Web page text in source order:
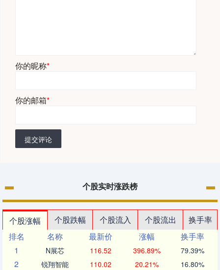
你的昵称*
你的邮箱*
提交评论
个股实时涨跌榜
个股涨幅 个股跌幅 个股流入 个股流出
换手率
排名
名称 最新价 涨幅
换手率
1
N展芯 116.52 396.89% 79.39%
2 锐翔智能 110.02 20.21% 16.80%